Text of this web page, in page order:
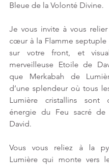
Bleue de la Volonté Divine.
Je vous invite à vous
cœur à la Flamme septuple
sur votre front, et
merveilleuse Etoile de
que Merkabah de
d’une splendeur où tous
Lumière cristallins sont
énergie du Feu sacré de
David.
Vous vous reliez à la
Lumière qui monte vers